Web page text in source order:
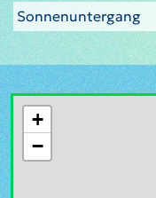
Sonnenuntergang
+
−